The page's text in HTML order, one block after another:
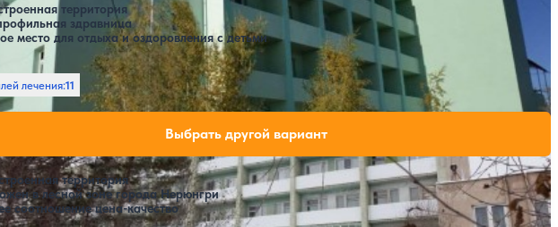
территория
здравница
место для отдыха и оздоровления с детьми
лечения:11
Горизонт
территория
в лесной зоне города Нерюнгри
соотношение цена-качество
Нет цен или свободных мест на выбранные даты
Выбрать другой вариант